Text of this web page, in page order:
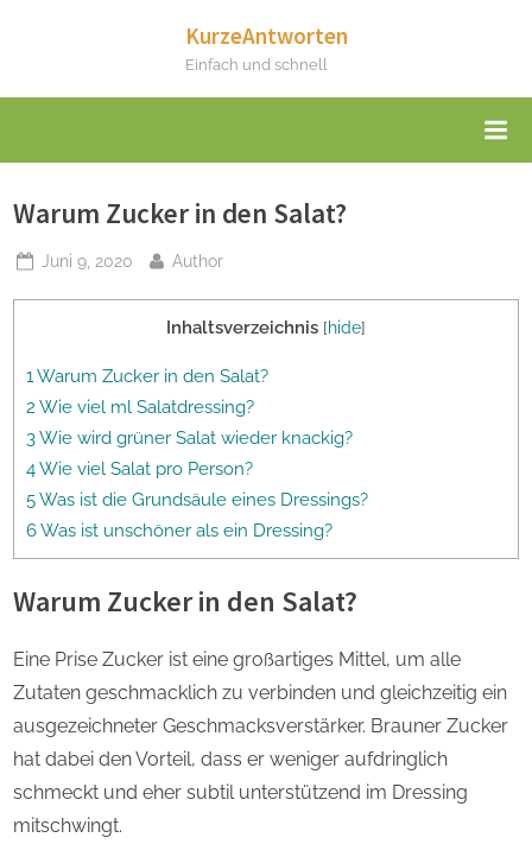
KurzeAntworten
Einfach und schnell
Warum Zucker in den Salat?
Posted
Juni 9, 2020 By
Author
Inhaltsverzeichnis [hide]
1 Warum Zucker in den Salat?
2 Wie viel ml Salatdressing?
3 Wie wird grüner Salat wieder knackig?
4 Wie viel Salat pro Person?
5 Was ist die Grundsäule eines Dressings?
6 Was ist unschöner als ein Dressing?
Warum Zucker in den Salat?
Eine Prise Zucker ist eine großartiges Mittel, um alle
Zutaten geschmacklich zu verbinden und gleichzeitig ein
ausgezeichneter Geschmacksverstärker. Brauner Zucker
hat dabei den Vorteil, dass er weniger aufdringlich
schmeckt und eher subtil unterstützend im Dressing
mitschwingt.